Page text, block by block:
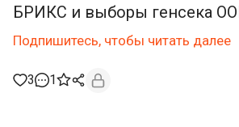
БРИКС и выборы генсека
Подпишитесь, чтобы читать далее
3 1